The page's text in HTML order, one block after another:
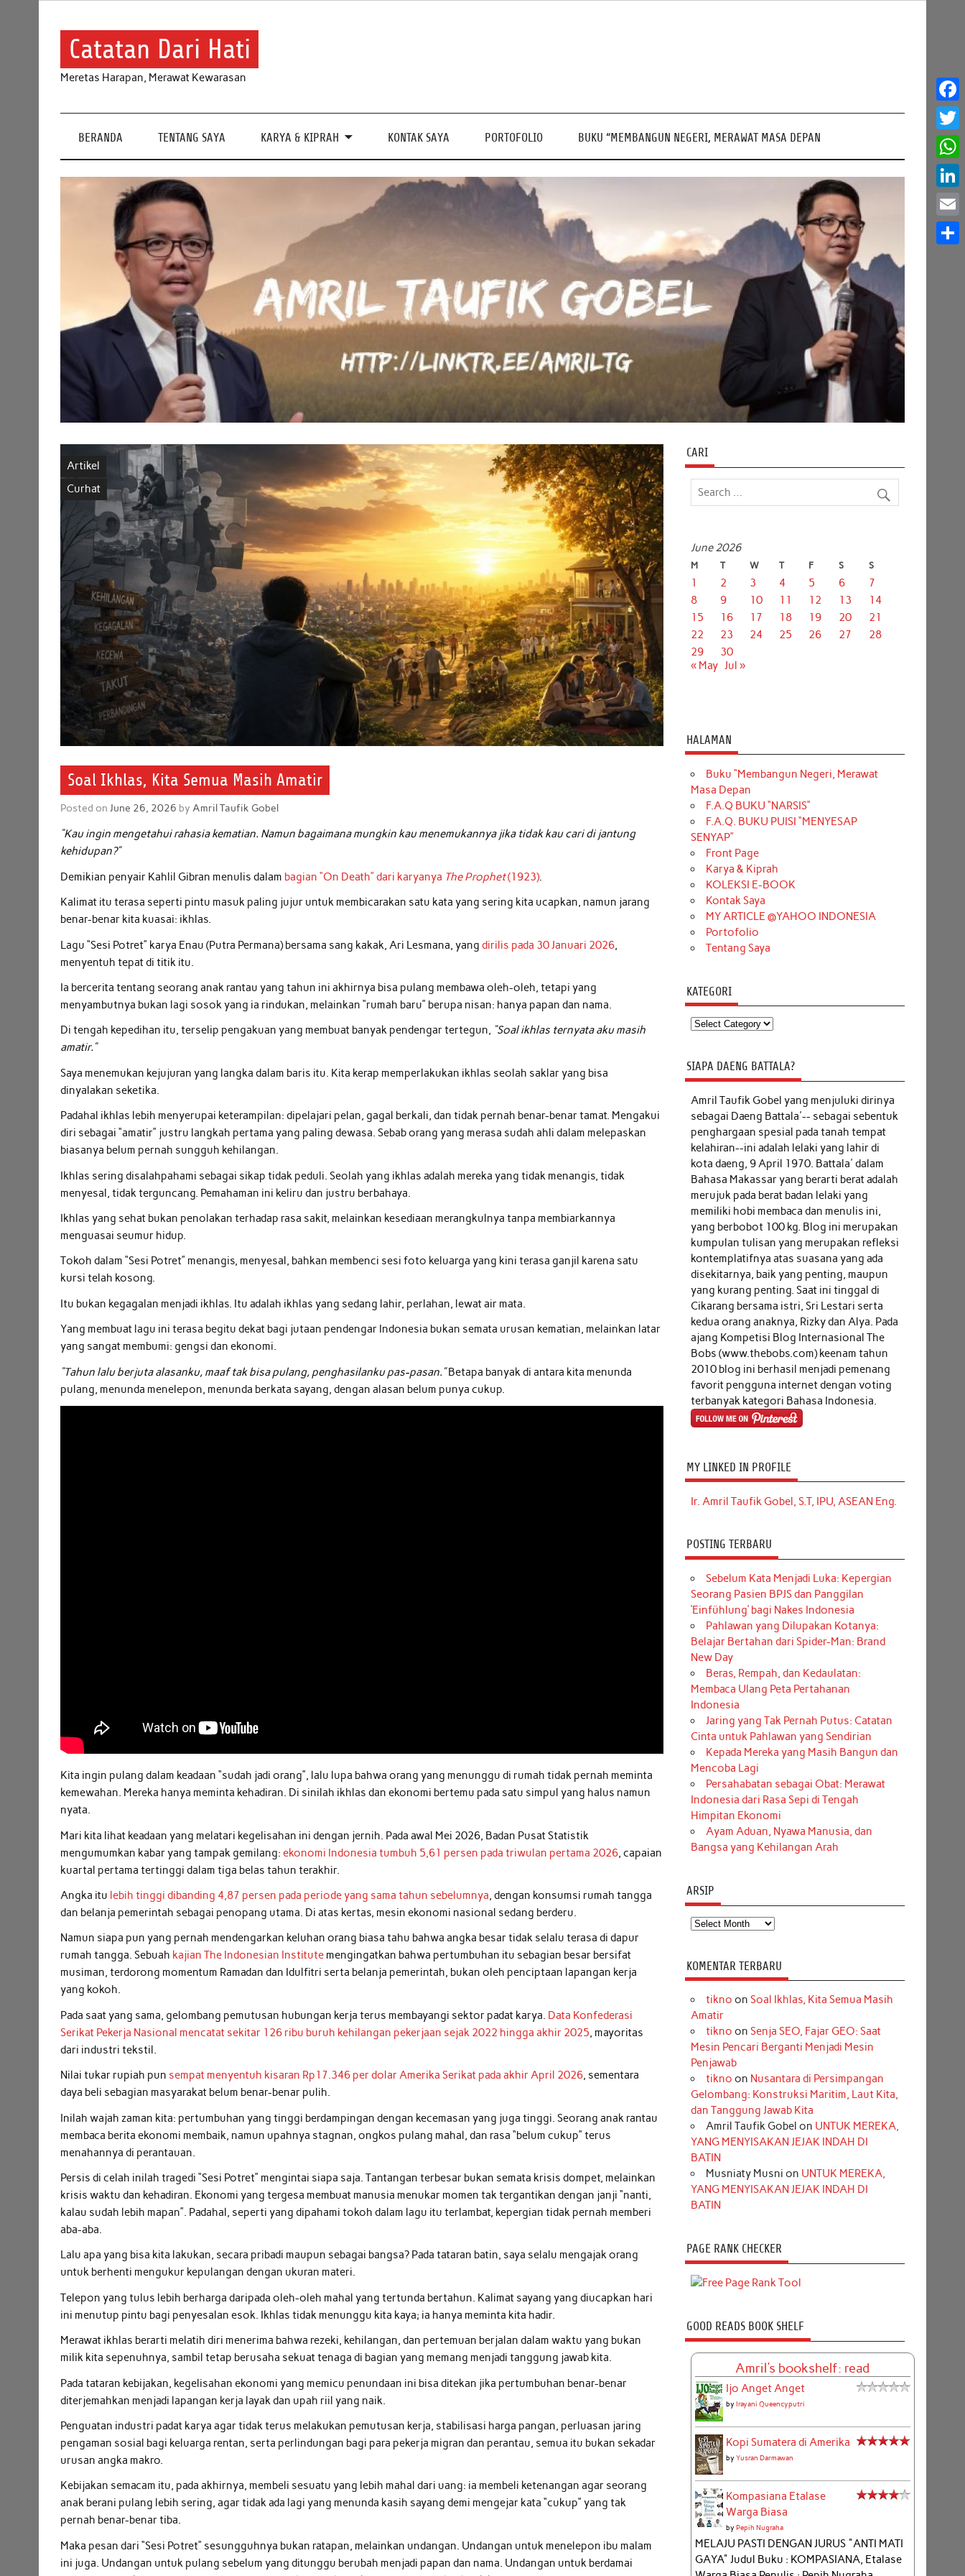
Catatan Dari Hati
Meretas Harapan, Merawat Kewarasan
BERANDA TENTANG SAYA KARYA & KIPRAH KONTAK SAYA PORTOFOLIO BUKU “MEMBANGUN NEGERI, MERAWAT MASA DEPAN
Artikel
Curhat
Soal Ikhlas, Kita Semua Masih Amatir
Posted onJune 26, 2026 byAmril Taufik Gobel
“Kau ingin mengetahui rahasia kematian. Namun bagaimana mungkin kau menemukannya jika tidak kau cari di jantung
kehidupan?”
Demikian penyair Kahlil Gibran menulis dalam bagian “On Death” dari karyanya The Prophet(1923).
Kalimat itu terasa seperti pintu masuk paling jujur untuk membicarakan satu kata yang sering kita ucapkan, namun jarang
benar-benar kita kuasai: ikhlas.
Lagu “Sesi Potret” karya Enau (Putra Permana) bersama sang kakak, Ari Lesmana, yangdirilis pada 30 Januari 2026,
menyentuh tepat di titik itu.
Ia bercerita tentang seorang anak rantau yang tahun ini akhirnya bisa pulang membawa oleh-oleh, tetapi yang
menyambutnya bukan lagi sosok yang ia rindukan, melainkan “rumah baru” berupa nisan: hanya papan dan nama.
Di tengah kepedihan itu, terselip pengakuan yang membuat banyak pendengar tertegun, “Soal ikhlas ternyata aku masih
amatir.”
Saya menemukan kejujuran yang langka dalam baris itu. Kita kerap memperlakukan ikhlas seolah saklar yang bisa
dinyalakan seketika.
Padahal ikhlas lebih menyerupai keterampilan: dipelajari pelan, gagal berkali, dan tidak pernah benar-benar tamat. Mengakui
diri sebagai “amatir” justru langkah pertama yang paling dewasa. Sebab orang yang merasa sudah ahli dalam melepaskan
biasanya belum pernah sungguh kehilangan.
Ikhlas sering disalahpahami sebagai sikap tidak peduli. Seolah yang ikhlas adalah mereka yang tidak menangis, tidak
menyesal, tidak terguncang. Pemahaman ini keliru dan justru berbahaya.
Ikhlas yang sehat bukan penolakan terhadap rasa sakit, melainkan kesediaan merangkulnya tanpa membiarkannya
menguasai seumur hidup.
Tokoh dalam “Sesi Potret” menangis, menyesal, bahkan membenci sesi foto keluarga yang kini terasa ganjil karena satu
kursi telah kosong.
Itu bukan kegagalan menjadi ikhlas. Itu adalah ikhlas yang sedang lahir, perlahan, lewat air mata.
Yang membuat lagu ini terasa begitu dekat bagi jutaan pendengar Indonesia bukan semata urusan kematian, melainkan latar
yang sangat membumi: gengsi dan ekonomi.
“Tahun lalu berjuta alasanku, maaf tak bisa pulang, penghasilanku pas-pasan.”Betapa banyak di antara kita menunda
pulang, menunda menelepon, menunda berkata sayang, dengan alasan belum punya cukup.
Kita ingin pulang dalam keadaan “sudah jadi orang”, lalu lupa bahwa orang yang menunggu di rumah tidak pernah meminta
kemewahan. Mereka hanya meminta kehadiran. Di sinilah ikhlas dan ekonomi bertemu pada satu simpul yang halus namun
nyata.
Mari kita lihat keadaan yang melatari kegelisahan ini dengan jernih. Pada awal Mei 2026, Badan Pusat Statistik
mengumumkan kabar yang tampak gemilang:ekonomi Indonesia tumbuh 5,61 persen pada triwulan pertama 2026, capaian
kuartal pertama tertinggi dalam tiga belas tahun terakhir.
Angka itu lebih tinggi dibanding 4,87 persen pada periode yang sama tahun sebelumnya, dengan konsumsi rumah tangga
dan belanja pemerintah sebagai penopang utama. Di atas kertas, mesin ekonomi nasional sedang berderu.
Namun siapa pun yang pernah mendengarkan keluhan orang biasa tahu bahwa angka besar tidak selalu terasa di dapur
rumah tangga. Sebuah kajian The Indonesian Institute mengingatkan bahwa pertumbuhan itu sebagian besar bersifat
musiman, terdorong momentum Ramadan dan Idulfitri serta belanja pemerintah, bukan oleh penciptaan lapangan kerja
yang kokoh.
Pada saat yang sama, gelombang pemutusan hubungan kerja terus membayangi sektor padat karya. Data Konfederasi
Serikat Pekerja Nasional mencatat sekitar 126 ribu buruh kehilangan pekerjaan sejak 2022 hingga akhir 2025, mayoritas
dari industri tekstil.
Nilai tukar rupiah pun sempat menyentuh kisaran Rp17.346 per dolar Amerika Serikat pada akhir April 2026, sementara
daya beli sebagian masyarakat belum benar-benar pulih.
Inilah wajah zaman kita: pertumbuhan yang tinggi berdampingan dengan kecemasan yang juga tinggi. Seorang anak rantau
membaca berita ekonomi membaik, namun upahnya stagnan, ongkos pulang mahal, dan rasa “belum cukup” terus
menahannya di perantauan.
Persis di celah inilah tragedi “Sesi Potret” mengintai siapa saja. Tantangan terbesar bukan semata krisis dompet, melainkan
krisis waktu dan kehadiran. Ekonomi yang tergesa membuat manusia menukar momen tak tergantikan dengan janji “nanti,
kalau sudah lebih mapan”. Padahal, seperti yang dipahami tokoh dalam lagu itu terlambat, kepergian tidak pernah memberi
aba-aba.
Lalu apa yang bisa kita lakukan, secara pribadi maupun sebagai bangsa? Pada tataran batin, saya selalu mengajak orang
untuk berhenti mengukur kepulangan dengan ukuran materi.
Telepon yang tulus lebih berharga daripada oleh-oleh mahal yang tertunda bertahun. Kalimat sayang yang diucapkan hari
ini menutup pintu bagi penyesalan esok. Ikhlas tidak menunggu kita kaya; ia hanya meminta kita hadir.
Merawat ikhlas berarti melatih diri menerima bahwa rezeki, kehilangan, dan pertemuan berjalan dalam waktu yang bukan
milik kita sepenuhnya, sambil tetap berusaha sekuat tenaga di bagian yang memang menjadi tanggung jawab kita.
Pada tataran kebijakan, kegelisahan ekonomi yang memicu penundaan ini bisa ditekan jika pertumbuhan benar-benar
diterjemahkan menjadi lapangan kerja layak dan upah riil yang naik.
Penguatan industri padat karya agar tidak terus melakukan pemutusan kerja, stabilisasi harga pangan, perluasan jaring
pengaman sosial bagi keluarga rentan, serta perlindungan bagi para pekerja migran dan perantau, semua itu bukan sekadar
urusan angka makro.
Kebijakan semacam itu, pada akhirnya, membeli sesuatu yang lebih mahal dari uang: ia membeli ketenangan agar seorang
anak berani pulang lebih sering, agar tidak ada lagi yang menunda kasih sayang demi mengejar kata “cukup” yang tak
pernah benar-benar tiba.
Maka pesan dari “Sesi Potret” sesungguhnya bukan ratapan, melainkan undangan. Undangan untuk menelepon ibu malam
ini juga. Undangan untuk pulang sebelum yang ditunggu berubah menjadi papan dan nama. Undangan untuk berdamai
CARI
June 2026
M T W T F S S
1 2 3 4 5 6
7
8
9 10 11 12 13
14
15
16 17 18 19 20
21
22
23 24 25 26 27
28
29
30
« May Jul »
HALAMAN
Buku “Membangun Negeri, Merawat
Masa Depan
F.A.Q BUKU “NARSIS”
F.A.Q. BUKU PUISI “MENYESAP
SENYAP”
Front Page
Karya & Kiprah
KOLEKSI E-BOOK
Kontak Saya
MY ARTICLE @YAHOO INDONESIA
Portofolio
Tentang Saya
KATEGORI
Kategori
SIAPA DAENG BATTALA?
Amril Taufik Gobel yang menjuluki dirinya
sebagai Daeng Battala'-- sebagai sebentuk
penghargaan spesial pada tanah tempat
kelahiran--ini adalah lelaki yang lahir di
kota daeng, 9 April 1970. Battala' dalam
Bahasa Makassar yang berarti berat adalah
merujuk pada berat badan lelaki yang
memiliki hobi membaca dan menulis ini,
yang berbobot 100 kg. Blog ini merupakan
kumpulan tulisan yang merupakan refleksi
kontemplatifnya atas suasana yang ada
disekitarnya, baik yang penting, maupun
yang kurang penting. Saat ini tinggal di
Cikarang bersama istri, Sri Lestari serta
kedua orang anaknya, Rizky dan Alya. Pada
ajang Kompetisi Blog Internasional The
Bobs (www.thebobs.com) keenam tahun
2010 blog ini berhasil menjadi pemenang
favorit pengguna internet dengan voting
terbanyak kategori Bahasa Indonesia.
MY LINKED IN PROFILE
Ir. Amril Taufik Gobel, S.T, IPU, ASEAN Eng.
POSTING TERBARU
Sebelum Kata Menjadi Luka: Kepergian
Seorang Pasien BPJS dan Panggilan
‘Einfühlung’ bagi Nakes Indonesia
Pahlawan yang Dilupakan Kotanya:
Belajar Bertahan dari Spider-Man: Brand
New Day
Beras, Rempah, dan Kedaulatan:
Membaca Ulang Peta Pertahanan
Indonesia
Jaring yang Tak Pernah Putus: Catatan
Cinta untuk Pahlawan yang Sendirian
Kepada Mereka yang Masih Bangun dan
Mencoba Lagi
Persahabatan sebagai Obat: Merawat
Indonesia dari Rasa Sepi di Tengah
Himpitan Ekonomi
Ayam Aduan, Nyawa Manusia, dan
Bangsa yang Kehilangan Arah
ARSIP
Arsip
KOMENTAR TERBARU
tikno on Soal Ikhlas, Kita Semua Masih
Amatir
tikno on Senja SEO, Fajar GEO: Saat
Mesin Pencari Berganti Menjadi Mesin
Penjawab
tikno on Nusantara di Persimpangan
Gelombang: Konstruksi Maritim, Laut Kita,
dan Tanggung Jawab Kita
Amril Taufik Gobel on UNTUK MEREKA,
YANG MENYISAKAN JEJAK INDAH DI
BATIN
Musniaty Musni on UNTUK MEREKA,
YANG MENYISAKAN JEJAK INDAH DI
BATIN
PAGE RANK CHECKER
GOOD READS BOOK SHELF
Amril's bookshelf: read
Ijo Anget Anget
by Irayani Queencyputri
Kopi Sumatera di Amerika
by Yusran Darmawan
Kompasiana Etalase
Warga Biasa
by Pepih Nugraha
MELAJU PASTI DENGAN JURUS "ANTI MATI
GAYA" Judul Buku : KOMPASIANA, Etalase
Email